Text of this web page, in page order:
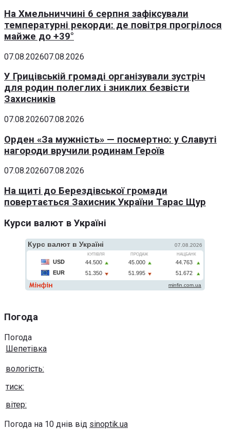
На Хмельниччині 6 серпня зафіксували
температурні рекорди: де повітря прогрілося
майже до +39°
07.08.202607.08.2026
У Грицівській громаді організували зустріч
для родин полеглих і зниклих безвісти
Захисників
07.08.202607.08.2026
Орден «За мужність» — посмертно: у Славуті
нагороди вручили родинам Героїв
07.08.202607.08.2026
На щиті до Берездівської громади
повертається Захисник України Тарас Щур
Курси валют в Україні
Погода
Погода
Шепетівка
вологість:
тиск:
вітер:
Погода на 10 днів від sinoptik.ua